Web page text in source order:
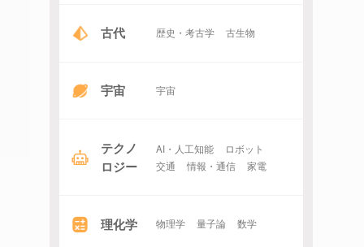
古代 歴史・考古学 古生物
宇宙 宇宙
テクノ
ロジー
AI・人工知能
ロボット
交通
情報・通信 家電
理化学 物理学 量子論 数学